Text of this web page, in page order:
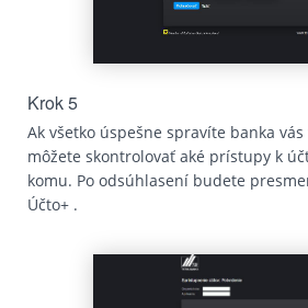
Krok 5
Ak všetko úspešne spravíte banka
môžete skontrolovať aké prístupy k
komu. Po odsúhlasení budete
Účto+ .